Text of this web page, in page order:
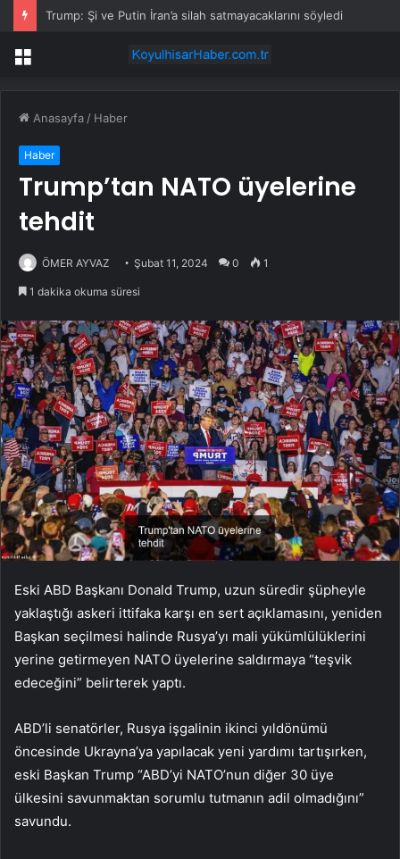
Trump: Şi ve Putin İran’a silah satmayacaklarını söyledi
Menü
Anasayfa / Haber
Haber
Trump’tan NATO üyelerine
tehdit
ÖMER AYVAZ Şubat 11, 2024 0 1
1 dakika okuma süresi
Eski ABD Başkanı Donald Trump, uzun süredir şüpheyle
yaklaştığı askeri ittifaka karşı en sert açıklamasını, yeniden
Başkan seçilmesi halinde Rusya’yı mali yükümlülüklerini
yerine getirmeyen NATO üyelerine saldırmaya “teşvik
edeceğini” belirterek yaptı.
ABD’li senatörler, Rusya işgalinin ikinci yıldönümü
öncesinde Ukrayna’ya yapılacak yeni yardımı tartışırken,
eski Başkan Trump “ABD’yi NATO’nun diğer 30 üye
ülkesini savunmaktan sorumlu tutmanın adil olmadığını”
savundu.